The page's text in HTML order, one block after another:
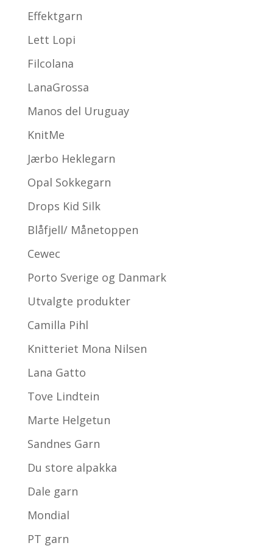
Effektgarn
Lett Lopi
Filcolana
LanaGrossa
Manos del Uruguay
KnitMe
Jærbo Heklegarn
Opal Sokkegarn
Drops Kid Silk
Blåfjell/ Månetoppen
Cewec
Porto Sverige og Danmark
Utvalgte produkter
Camilla Pihl
Knitteriet Mona Nilsen
Lana Gatto
Tove Lindtein
Marte Helgetun
Sandnes Garn
Du store alpakka
Dale garn
Mondial
PT garn